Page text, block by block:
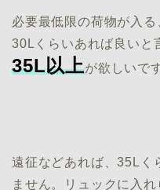
必要最低限の荷物が入
30Lくらいあれば良いと
35L以上が欲しいで
遠征などあれば、35Lく
ません。リュックに入